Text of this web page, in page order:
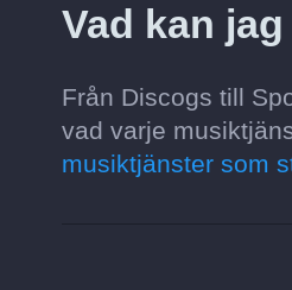
Vad kan
Från Discogs till
vad varje
musiktjänster som